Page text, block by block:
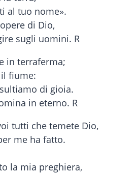
al tuo nome».
di Dio,
sugli uomini. R
in terraferma;
fiume:
di gioia.
in eterno. R
tutti che temete Dio,
me ha fatto.
la mia preghiera,